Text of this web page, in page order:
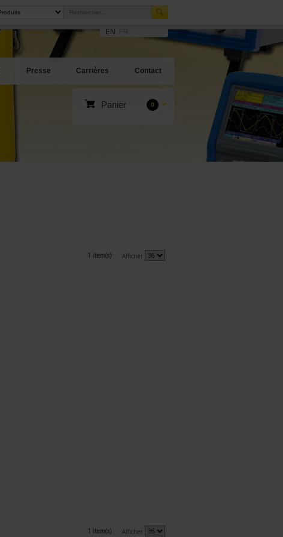
EN
Presse Carrières Contact
Panier 0
1 item(s) Afficher
1 item(s) Afficher